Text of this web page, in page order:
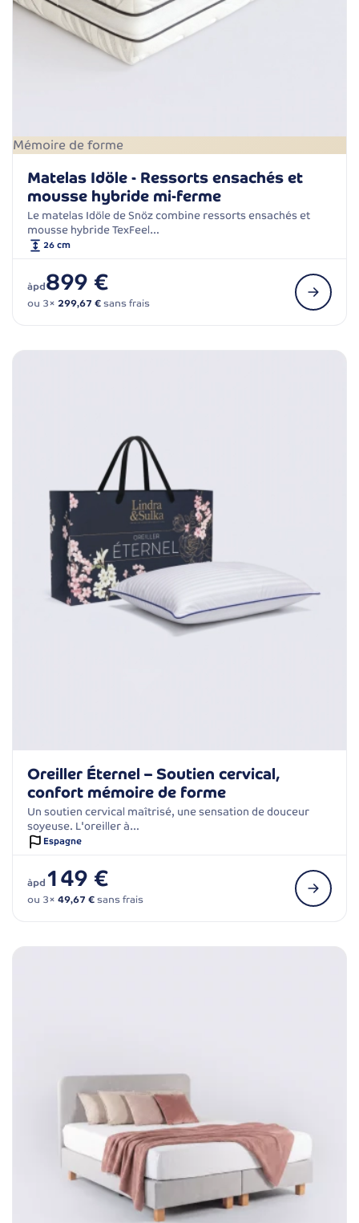
Mémoire de forme
Matelas Idöle - Ressorts ensachés et
mousse hybride mi-ferme
Le matelas Idöle de Snöz combine ressorts ensachés et
mousse hybride TexFeel…
26 cm
àpd899 €
ou 3× 299,67 €sans frais
Oreiller Éternel – Soutien cervical,
confort mémoire de forme
Un soutien cervical maîtrisé, une sensation de douceur
soyeuse. L'oreiller à…
Espagne
àpd 149 €
ou 3× 49,67 €sans frais